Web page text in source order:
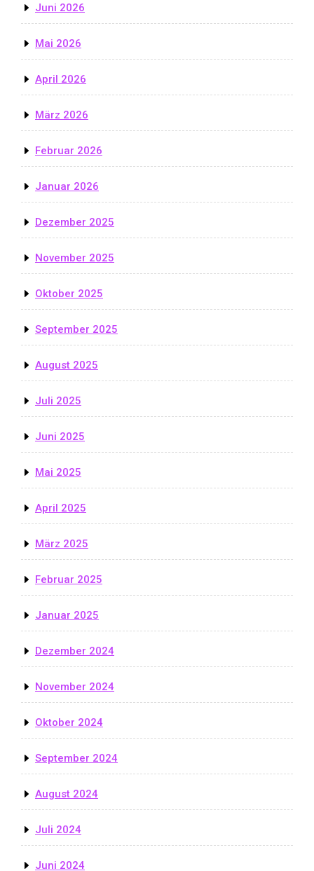
Juni 2026
Mai 2026
April 2026
März 2026
Februar 2026
Januar 2026
Dezember 2025
November 2025
Oktober 2025
September 2025
August 2025
Juli 2025
Juni 2025
Mai 2025
April 2025
März 2025
Februar 2025
Januar 2025
Dezember 2024
November 2024
Oktober 2024
September 2024
August 2024
Juli 2024
Juni 2024